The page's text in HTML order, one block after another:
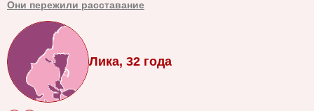
Они пережили расставание
Лика, 32 года